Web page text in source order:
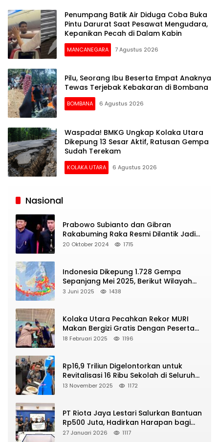
Penumpang Batik Air Diduga Coba Buka
Pintu Darurat Saat Pesawat Mengudara,
Kepanikan Pecah di Dalam Kabin
MANCANEGARA 7 Agustus 2026
Pilu, Seorang Ibu Beserta Empat Anaknya
Tewas Terjebak Kebakaran di Bombana
BOMBANA 6 Agustus 2026
Waspada! BMKG Ungkap Kolaka Utara
Dikepung 13 Sesar Aktif, Ratusan Gempa
Sudah Terekam
KOLAKA UTARA 6 Agustus 2026
Siaran
Nasional
Prabowo Subianto dan Gibran
Rakabuming Raka Resmi Dilantik Jadi
Presiden dan Wapres RI
20 Oktober 2024 1715
Indonesia Dikepung 1.728 Gempa
Sepanjang Mei 2025, Berikut Wilayah
Yang Intens Diguncang!
3 Juni 2025 1438
Kolaka Utara Pecahkan Rekor MURI
Makan Bergizi Gratis Dengan Peserta
Terbanyak
18 Februari 2025 1196
Rp16,9 Triliun Digelontorkan untuk
Revitalisasi 16 Ribu Sekolah di Seluruh
Indonesia
13 November 2025 1172
PT Riota Jaya Lestari Salurkan Bantuan
Rp500 Juta, Hadirkan Harapan bagi
Korban Bencana di Sumatera
27 Januari 2026 1117